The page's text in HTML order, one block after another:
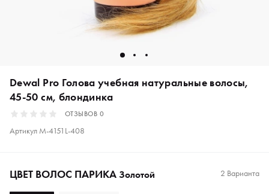
Dewal Pro Голова учебная натуральные волосы,
45-50 см, блондинка
ОТЗЫВОВ 0
Артикул M-4151L-408
ЦВЕТ ВОЛОС ПАРИКАЗолотой 2 Варианта